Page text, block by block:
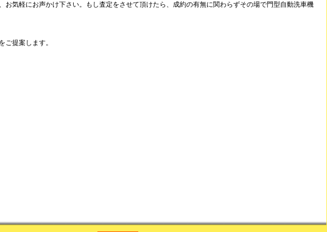
気軽にお声かけ下さい。もし査定をさせて頂けたら、成約の有無に関わらずその場で門型自動洗車機
提案します。